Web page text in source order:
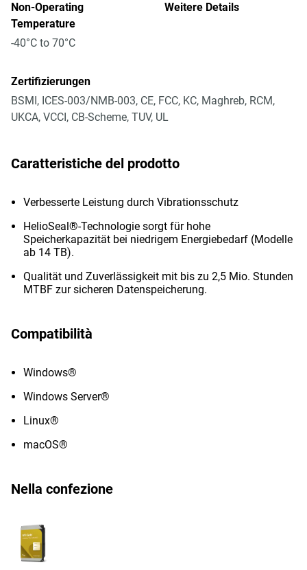
Non-Operating
Temperature
-40°C to 70°C
Weitere Details
Zertifizierungen
BSMI, ICES-003/NMB-003, CE, FCC, KC, Maghreb, RCM,
UKCA, VCCI, CB-Scheme, TUV, UL
Caratteristiche del prodotto
Verbesserte Leistung durch Vibrationsschutz
HelioSeal®-Technologie sorgt für hohe
Speicherkapazität bei niedrigem Energiebedarf (Modelle
ab 14 TB).
Qualität und Zuverlässigkeit mit bis zu 2,5 Mio. Stunden
MTBF zur sicheren Datenspeicherung.
Compatibilità
Windows®
Windows Server®
Linux®
macOS®
Nella confezione